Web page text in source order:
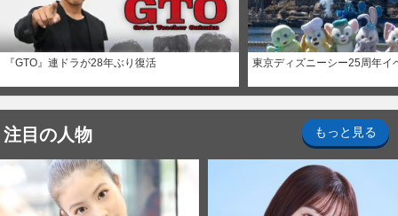
『GTO』連ドラが28年ぶり復活 東京ディズニーシー25周年イ
注目の人物 もっと見る